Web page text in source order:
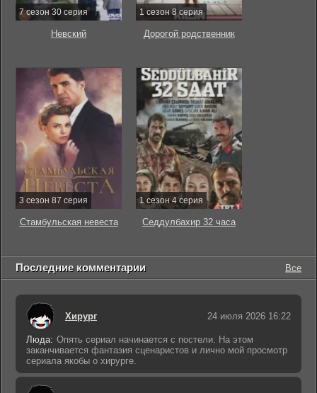
7 сезон 30 серия
Невский
1 сезон 8 серия
Дорогой родственник
3 сезон 87 серия
Стамбульская невеста
1 сезон 4 серия
Седдулбахир 32 часа
Последние комментарии Все
Хирург 24 июля 2026 16:22
Люда: Опять сериал начинается с постели. На этом
заканчивается фантазия сценаристов и лично мой просмотр
сериала якобы о хирурге.